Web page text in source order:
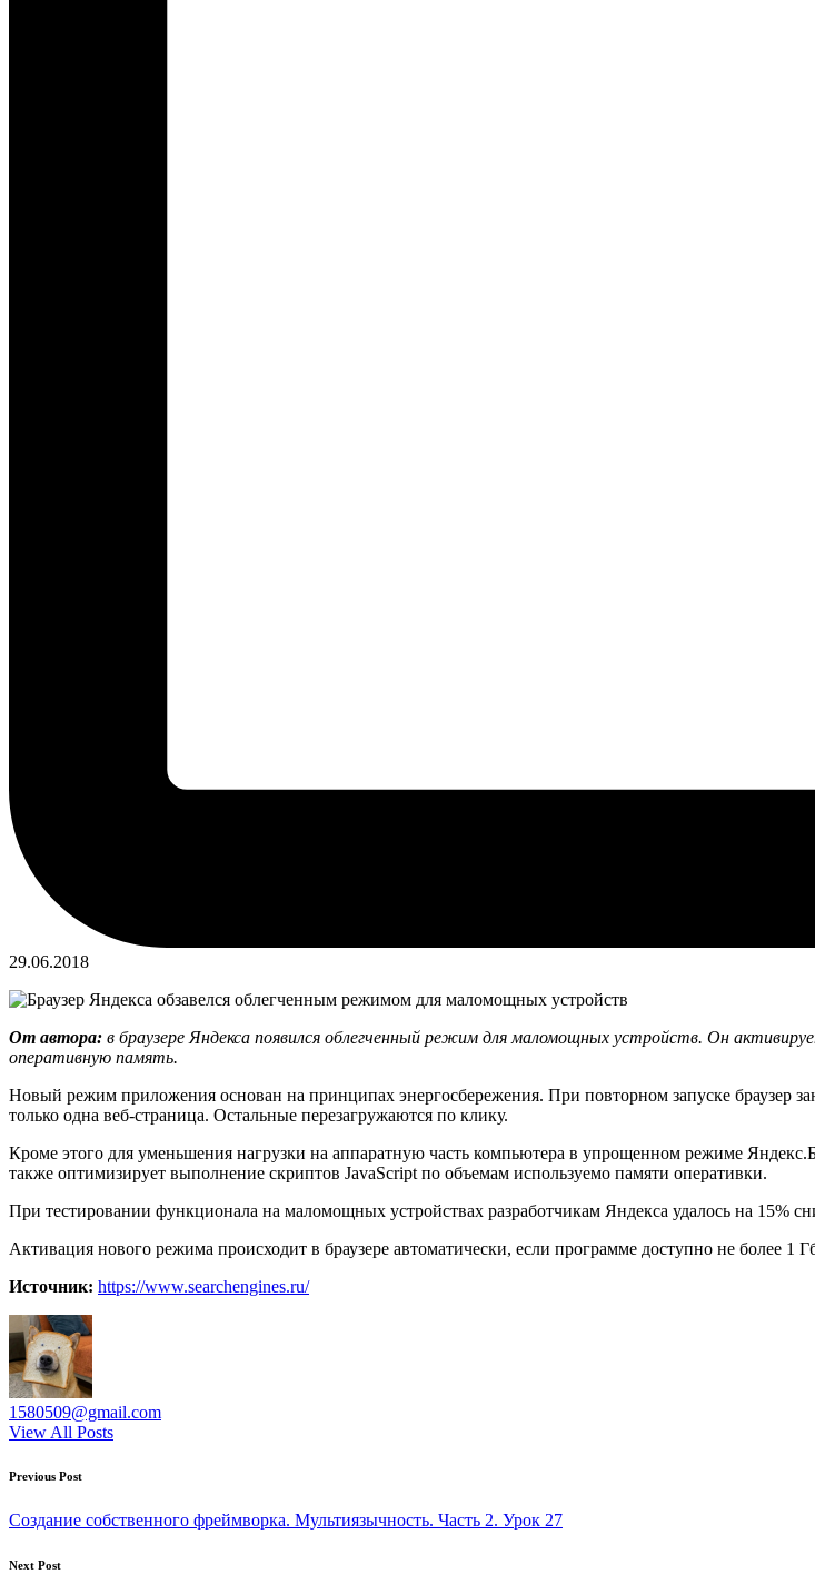
29.06.2018
От автора: в браузере Яндекса появился облегченный режим для маломощных устройств. Он
оперативную память.
Новый режим приложения основан на принципах энергосбережения. При повторном запуске браузер
только одна веб-страница. Остальные перезагружаются по клику.
Кроме этого для уменьшения нагрузки на аппаратную часть компьютера в упрощенном режиме
также оптимизирует выполнение скриптов JavaScript по объемам используемо памяти оперативки.
При тестировании функционала на маломощных устройствах разработчикам Яндекса удалось на 15%
Активация нового режима происходит в браузере автоматически, если программе доступно не более 1
Источник: https://www.searchengines.ru/
1580509@gmail.com
View All Posts
Post
navigation
Previous Post
Создание собственного фреймворка. Мультиязычность. Часть 2. Урок 27
Next Post